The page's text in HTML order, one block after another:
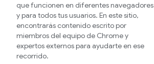
que funcionen en diferentes navegadores
y para todos tus usuarios. En este sitio,
encontrarás contenido escrito por
miembros del equipo de Chrome y
expertos externos para ayudarte en ese
recorrido.